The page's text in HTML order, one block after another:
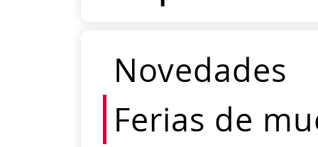
Novedades
Ferias de